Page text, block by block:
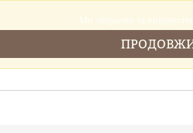
Головна
Ми збираемо та